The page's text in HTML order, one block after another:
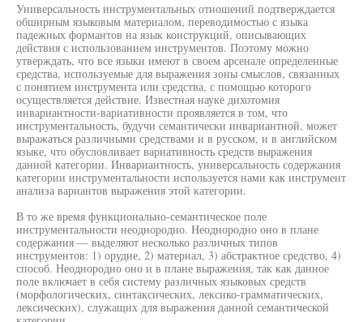
Универсальность инструментальных отношений подтверждается
обширным языковым материалом, переводимостью с языка
падежных формантов на язык конструкций, описывающих
действия с использованием инструментов. Поэтому можно
утверждать, что все языки имеют в своем арсенале определенные
средства, используемые для выражения зоны смыслов, связанных
с понятием инструмента или средства, с помощью которого
осуществляется действие. Известная науке дихотомия
инвариантности-вариативности проявляется в том, что
инструментальность, будучи семантически инвариантной, может
выражаться различными средствами и в русском, и в английском
языке, что обусловливает вариативность средств выражения
данной категории. Инвариантность, универсальность содержания
категории инструментальности используется нами как инструмент
анализа вариантов выражения этой категории.
В то же время функционально-семантическое поле
инструментальности неоднородно. Неоднородно оно в плане
содержания — выделяют несколько различных типов
инструментов: 1) орудие, 2) материал, 3) абстрактное средство, 4)
способ. Неоднородно оно и в плане выражения, так как данное
поле включает в себя систему различных языковых средств
(морфологических, синтаксических, лексико-грамматических,
лексических), служащих для выражения данной семантической